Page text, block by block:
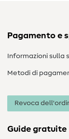
Pagamento e
Informazioni sulla
Metodi di
Revoca
Guide gratuite